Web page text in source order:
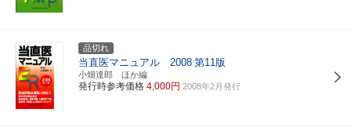
品切れ
当直医マニュアル 2008 第11版
小畑達郎 ほか編
発行時参考価格 4,000円 2008年2月発行